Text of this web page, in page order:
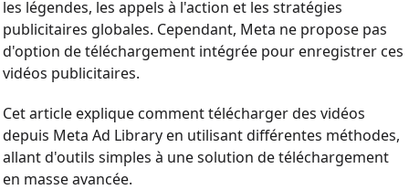
les légendes, les appels à l'action et les stratégies
publicitaires globales. Cependant, Meta ne propose pas
d'option de téléchargement intégrée pour enregistrer ces
vidéos publicitaires.
Cet article explique comment télécharger des vidéos
depuis Meta Ad Library en utilisant différentes méthodes,
allant d'outils simples à une solution de téléchargement
en masse avancée.